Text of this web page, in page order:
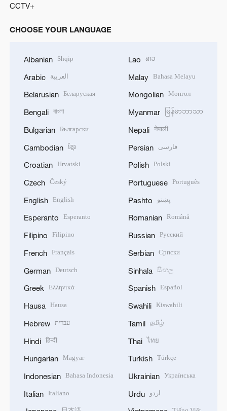
CCTV+
CHOOSE YOUR LANGUAGE
Albanian Shqip
Arabic العربية
Belarusian Беларуская
Bengali বাংলা
Bulgarian Български
Cambodian ខ្មែរ
Croatian Hrvatski
Czech Český
English English
Esperanto Esperanto
Filipino Filipino
French Français
German Deutsch
Greek Ελληνικά
Hausa Hausa
Hebrew עברית
Hindi हिन्दी
Hungarian Magyar
Indonesian Bahasa Indonesia
Italian Italiano
Lao ລາວ
Malay Bahasa Melayu
Mongolian Монгол
Myanmar မြန်မာဘာသာ
Nepali नेपाली
Persian فارسی
Polish Polski
Portuguese Português
Pashto پښتو
Romanian Română
Russian Русский
Serbian Српски
Sinhala සිංහල
Spanish Español
Swahili Kiswahili
Tamil தமிழ்
Thai ไทย
Turkish Türkçe
Ukrainian Українська
Urdu اردو